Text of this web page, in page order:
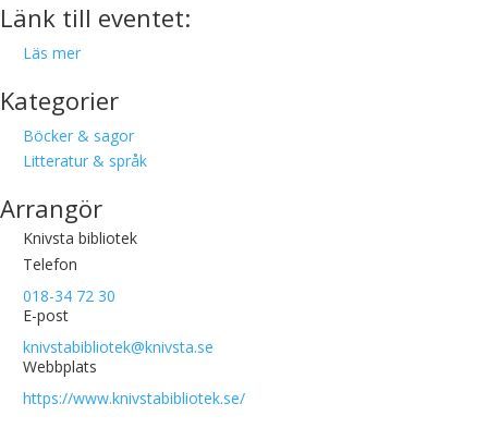
Länk till eventet:
Läs mer
Kategorier
Böcker & sagor
Litteratur & språk
Arrangör
Knivsta bibliotek
Telefon
018-34 72 30
E-post
knivstabibliotek@knivsta.se
Webbplats
https://www.knivstabibliotek.se/